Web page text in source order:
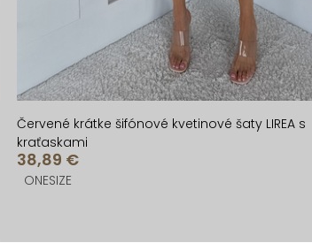
Červené krátke šifónové kvetinové šaty LIREA s
kraťaskami
38,89 €
ONESIZE